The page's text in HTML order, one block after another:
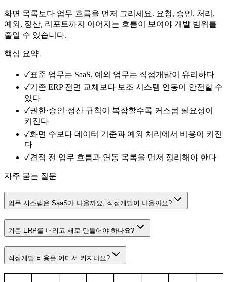
화면 목록보다 업무 흐름을 먼저 그리세요. 요청, 승인, 처리,
예외, 정산, 리포트까지 이어지는 흐름이 보여야 개발 범위를
줄일 수 있습니다.
핵심 요약
✓표준 업무는 SaaS, 예외 업무는 직접개발이 유리하다
✓기존 ERP 전면 교체보다 보조 시스템 연동이 안전할 수
있다
✓권한·승인·정산 규칙이 복잡할수록 커스텀 필요성이
커진다
✓화면 수보다 데이터 기준과 예외 처리에서 비용이 커진
다
✓견적 전 업무 흐름과 연동 목록을 먼저 정리해야 한다
자주 묻는 질문
업무 시스템은 SaaS가 나을까요, 직접개발이 나을까요?
기존 ERP를 버리고 새로 만들어야 하나요?
직접개발 비용은 어디서 커지나요?